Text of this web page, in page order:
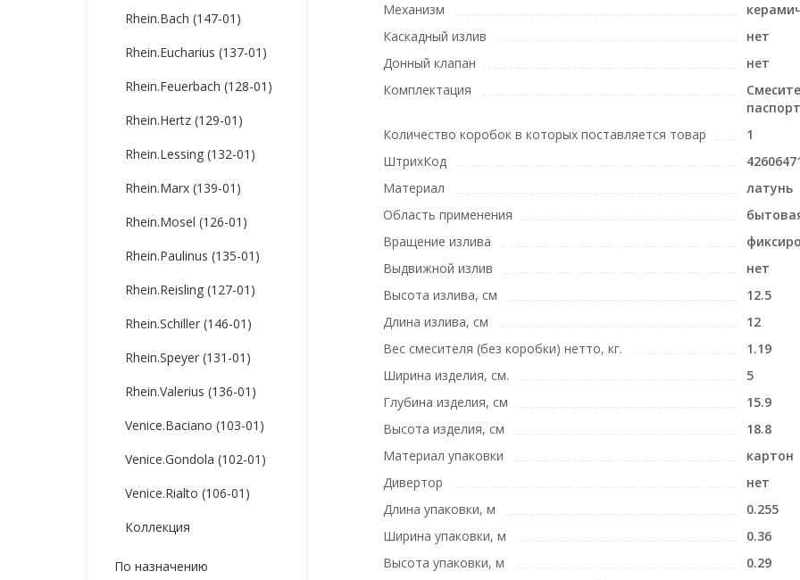
Механизм
Каскадный излив
нет
Донный клапан
нет
Комплектация
Количество коробок в которых поставляется товар
1
ШтрихКод
Материал
латунь
Область применения
Вращение излива
Выдвижной излив
нет
Высота излива, см
12.5
Длина излива, см
12
Вес смесителя (без коробки) нетто, кг.
1.19
Ширина изделия, см.
5
Глубина изделия, см
15.9
Высота изделия, см
18.8
Материал упаковки
картон
Дивертор
нет
Длина упаковки, м
0.255
Ширина упаковки, м
0.36
Высота упаковки, м
0.29
Rhein.Bach (147-01)
Rhein.Eucharius (137-01)
Rhein.Feuerbach (128-01)
Rhein.Hertz (129-01)
Rhein.Lessing (132-01)
Rhein.Marx (139-01)
Rhein.Mosel (126-01)
Rhein.Paulinus (135-01)
Rhein.Reisling (127-01)
Rhein.Schiller (146-01)
Rhein.Speyer (131-01)
Rhein.Valerius (136-01)
Venice.Baciano (103-01)
Venice.Gondola (102-01)
Venice.Rialto (106-01)
Коллекция
По назначению